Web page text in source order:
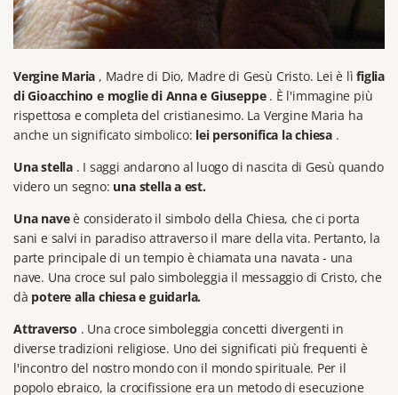
Vergine Maria , Madre di Dio, Madre di Gesù Cristo. Lei è lì figlia
di Gioacchino e moglie di Anna e Giuseppe. È l'immagine più
rispettosa e completa del cristianesimo. La Vergine Maria ha
anche un significato simbolico: lei personifica la chiesa .
Una stella. I saggi andarono al luogo di nascita di Gesù quando
videro un segno: una stella a est.
Una naveè considerato il simbolo della Chiesa, che ci porta
sani e salvi in paradiso attraverso il mare della vita. Pertanto, la
parte principale di un tempio è chiamata una navata - una
nave. Una croce sul palo simboleggia il messaggio di Cristo, che
dà potere alla chiesa e guidarla.
Attraverso . Una croce simboleggia concetti divergenti in
diverse tradizioni religiose. Uno dei significati più frequenti è
l'incontro del nostro mondo con il mondo spirituale. Per il
popolo ebraico, la crocifissione era un metodo di esecuzione